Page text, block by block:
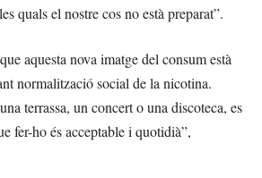
quals el nostre cos no està preparat”.
aquesta nova imatge del consum està
normalització social de la nicotina.
terrassa, un concert o una discoteca, es
fer-ho és acceptable i quotidià”,